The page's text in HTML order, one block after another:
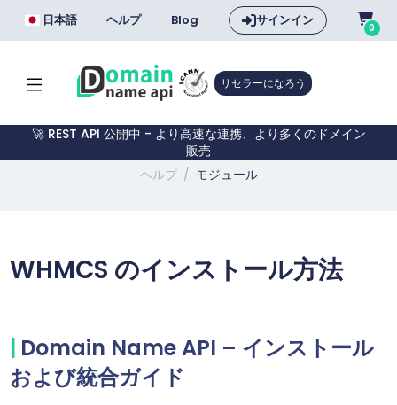
日本語 ヘルプ Blog サインイン 0
リセラーになろう
🚀 REST API 公開中 - より高速な連携、より多くのドメイン
販売
ヘルプ
モジュール
WHMCS のインストール方法
Domain Name API – インストール
および統合ガイド